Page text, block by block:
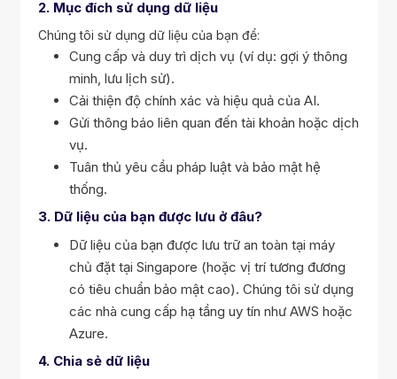
mạng xã hội
tác nhiều hơn, ít nỗ lực hơn
tạo nội dung
dung chất lượng cao với AI
2. Mục đích sử dụng dữ liệu
Chúng tôi sử dụng dữ liệu của bạn để:
Cung cấp và duy trì dịch vụ (ví dụ: gợi ý thông
minh, lưu lịch sử).
Cải thiện độ chính xác và hiệu quả của AI.
Gửi thông báo liên quan đến tài khoản hoặc dịch
vụ.
Tuân thủ yêu cầu pháp luật và bảo mật hệ
thống.
3. Dữ liệu của bạn được lưu ở đâu?
Dữ liệu của bạn được lưu trữ an toàn tại máy
chủ đặt tại Singapore (hoặc vị trí tương đương
có tiêu chuẩn bảo mật cao). Chúng tôi sử dụng
các nhà cung cấp hạ tầng uy tín như AWS hoặc
Azure.
4. Chia sẻ dữ liệu